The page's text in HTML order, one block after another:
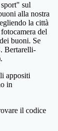
sul
alla nostra
la città
del
buoni. Se
Bertarelli-
appositi
in
il codice